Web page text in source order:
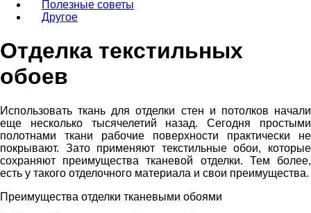
Полезные советы
Другое
Отделка текстильных
обоев
Использовать ткань для отделки стен и потолков начали
еще несколько тысячелетий назад. Сегодня простыми
полотнами ткани рабочие поверхности практически не
покрывают. Зато применяют текстильные обои, которые
сохраняют преимущества тканевой отделки. Тем более,
есть у такого отделочного материала и свои преимущества.
Преимущества отделки тканевыми обоями